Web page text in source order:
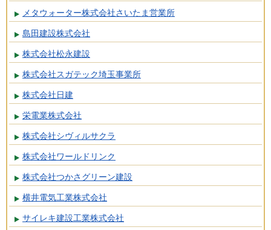
メタウォーター株式会社さいたま営業所
島田建設株式会社
株式会社松永建設
株式会社スガテック埼玉事業所
株式会社日建
栄電業株式会社
株式会社シヴィルサクラ
株式会社ワールドリンク
株式会社つかさグリーン建設
横井電気工業株式会社
サイレキ建設工業株式会社